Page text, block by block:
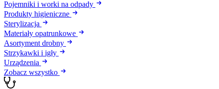
Pojemniki i worki na odpady
Produkty higieniczne
Sterylizacja
Materiały opatrunkowe
Asortyment drobny
Strzykawki i igły
Urządzenia
Zobacz wszystko